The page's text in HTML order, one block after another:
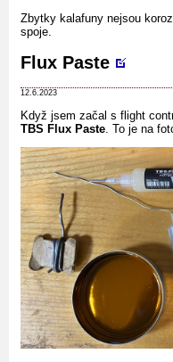
Zbytky kalafuny nejsou
spoje.
Flux Paste
12.6.2023
Když jsem začal s flight
TBS Flux Paste. To je na